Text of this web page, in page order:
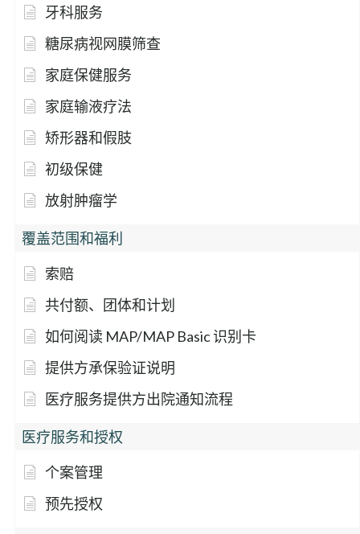
牙科服务
糖尿病视网膜筛查
家庭保健服务
家庭输液疗法
矫形器和假肢
初级保健
放射肿瘤学
覆盖范围和福利
索赔
共付额、团体和计划
如何阅读 MAP/MAP Basic 识别卡
提供方承保验证说明
医疗服务提供方出院通知流程
医疗服务和授权
个案管理
预先授权